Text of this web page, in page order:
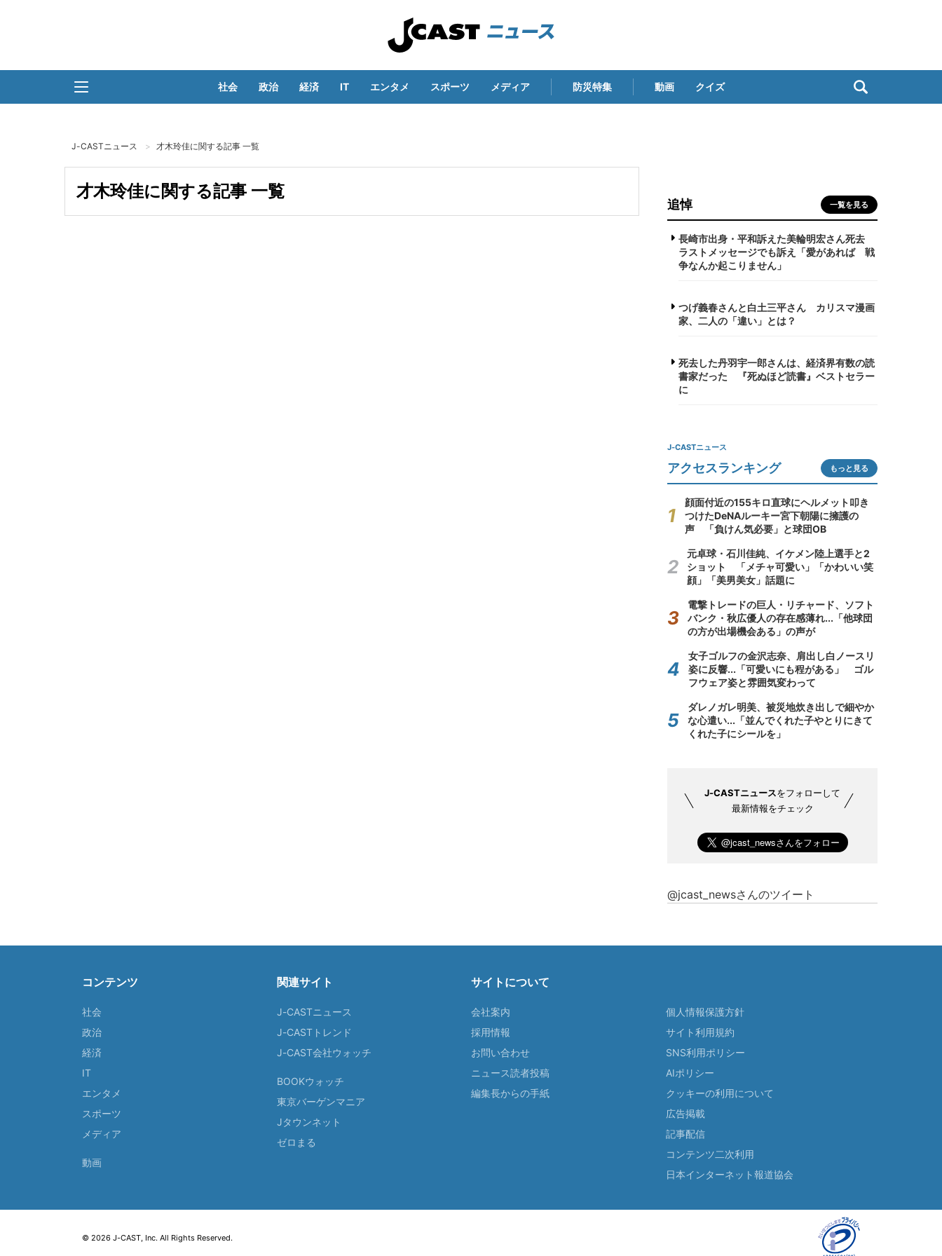
社会 政治 経済 IT エンタメ スポーツ メディア 防災特集 動画 クイズ
J-CASTニュース 才木玲佳に関する記事 一覧
才木玲佳に関する記事 一覧
追悼 一覧を見る
長崎市出身・平和訴えた美輪明宏さん死去
ラストメッセージでも訴え「愛があれば 戦
争なんか起こりません」
つげ義春さんと白土三平さん カリスマ漫画
家、二人の「違い」とは？
死去した丹羽宇一郎さんは、経済界有数の読
書家だった 『死ぬほど読書』ベストセラー
に
J-CASTニュース
アクセスランキング もっと見る
顔面付近の155キロ直球にヘルメット叩き
つけたDeNAルーキー宮下朝陽に擁護の
声 「負けん気必要」と球団OB
元卓球・石川佳純、イケメン陸上選手と2
ショット 「メチャ可愛い」「かわいい笑
顔」「美男美女」話題に
電撃トレードの巨人・リチャード、ソフト
バンク・秋広優人の存在感薄れ...「他球団
の方が出場機会ある」の声が
女子ゴルフの金沢志奈、肩出し白ノースリ
姿に反響...「可愛いにも程がある」 ゴル
フウェア姿と雰囲気変わって
ダレノガレ明美、被災地炊き出しで細やか
な心遣い...「並んでくれた子やとりにきて
くれた子にシールを」
J-CASTニュースをフォローして
最新情報をチェック
@jcast_newsさんのツイート
コンテンツ
社会
政治
経済
IT
エンタメ
スポーツ
メディア
動画
関連サイト
J-CASTニュース
J-CASTトレンド
J-CAST会社ウォッチ
BOOKウォッチ
東京バーゲンマニア
Jタウンネット
ゼロまる
サイトについて
会社案内
採用情報
お問い合わせ
ニュース読者投稿
編集長からの手紙
個人情報保護方針
サイト利用規約
SNS利用ポリシー
AIポリシー
クッキーの利用について
広告掲載
記事配信
コンテンツ二次利用
日本インターネット報道協会
© 2026 J-CAST, Inc. All Rights Reserved.